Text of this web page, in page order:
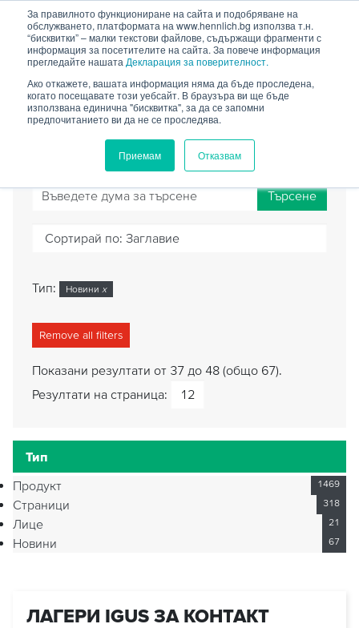
За правилното функциониране на сайта и подобряване на
обслужването, платформата на www.hennlich.bg използва т.н.
“бисквитки” – малки текстови файлове, съдържащи фрагменти с
информация за посетителите на сайта. За повече информация
прегледайте нашата Декларация за поверителност.
Ако откажете, вашата информация няма да бъде проследена,
когато посещавате този уебсайт. В браузъра ви ще бъде
използвана единична "бисквитка", за да се запомни
предпочитанието ви да не се проследява.
Приемам Отказвам
HENNLICH
ТЪРСАЧКА
Търсене
Сортирай по: Заглавие
Тип: Новини x
Remove all filters
Показани резултати от 37 до 48 (общо 67).
Резултати на страница:
Тип
Продукт
1469
Страници 318
Лице 21
Новини 67
ЛАГЕРИ IGUS ЗА КОНТАКТ